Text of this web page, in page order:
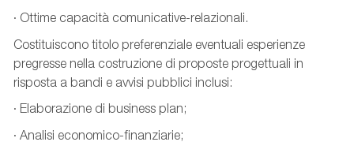
· Ottime capacità comunicative-relazionali.
Costituiscono titolo preferenziale eventuali esperienze
pregresse nella costruzione di proposte progettuali in
risposta a bandi e avvisi pubblici inclusi:
· Elaborazione di business plan;
· Analisi economico-finanziarie;